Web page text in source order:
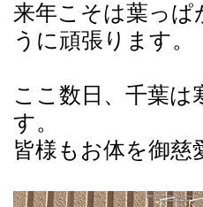
来年こそは葉っ
うに頑張ります。
ここ数日、千葉
す。
皆様もお体を御慈